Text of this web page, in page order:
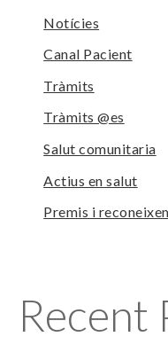
Notícies
Canal Pacient
Tràmits
Tràmits @es
Salut comunitaria
Actius en salut
Premis i
Recent